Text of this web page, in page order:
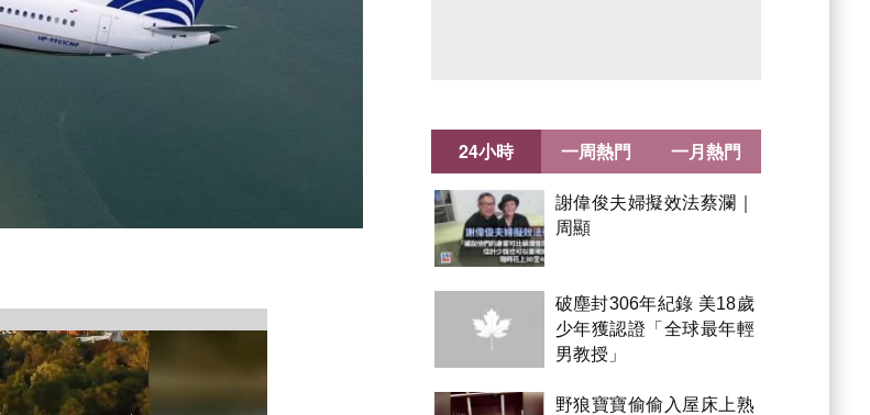
24小時
謝偉俊夫婦擬效法蔡瀾｜
周顯
破塵封306年紀錄 美18歲
少年獲認證「全球最年輕
男教授」
野狼寶寶偷偷入屋床上熟
一周熱門 一月熱門